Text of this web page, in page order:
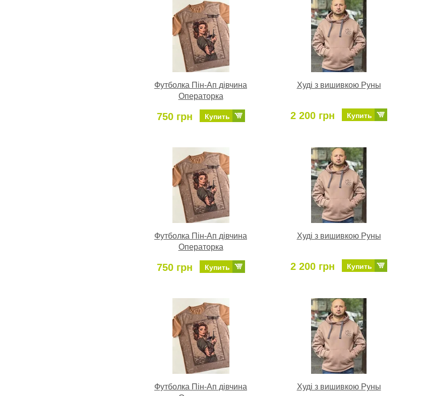
Футболка Пін-Ап дівчина
Операторка
750 грн Купить
Худі з вишивкою Руны
2 200 грн Купить
Футболка Пін-Ап дівчина
Операторка
750 грн Купить
Худі з вишивкою Руны
2 200 грн Купить
Футболка Пін-Ап дівчина
Худі з вишивкою Руны